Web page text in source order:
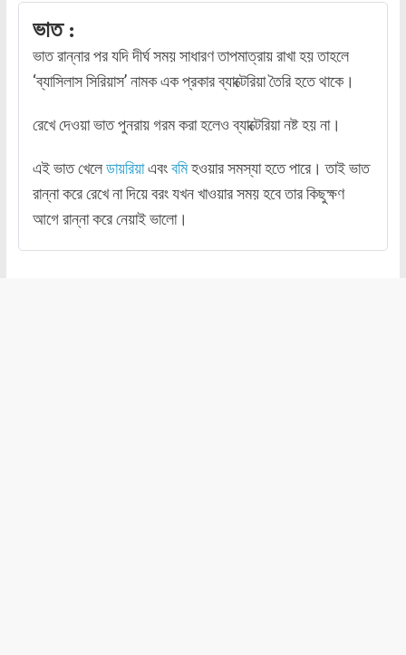
ভাত :
ভাত রান্নার পর যদি দীর্ঘ সময় সাধারণ তাপমাত্রায় রাখা হয় তাহলে
‘ব্যাসিলাস সিরিয়াস’ নামক এক প্রকার ব্যাক্টেরিয়া তৈরি হতে থাকে।
রেখে দেওয়া ভাত পুনরায় গরম করা হলেও ব্যাক্টেরিয়া নষ্ট হয় না।
এই ভাত খেলেডায়রিয়াএবংবমিহওয়ার সমস্যা হতে পারে। তাই ভাত
রান্না করে রেখে না দিয়ে বরং যখন খাওয়ার সময় হবে তার কিছুক্ষণ
আগে রান্না করে নেয়াই ভালো।